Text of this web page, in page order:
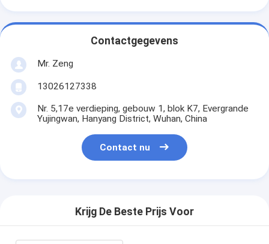
Contactgegevens
Mr. Zeng
13026127338
Nr. 5,17e verdieping, gebouw 1, blok K7, Evergrande
Yujingwan, Hanyang District, Wuhan, China
Contact nu
Krijg De Beste Prijs Voor